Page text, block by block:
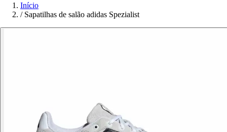
Início
/ Sapatilhas de salão adidas Spezialist